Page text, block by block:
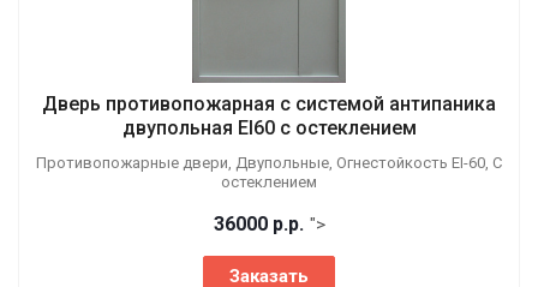
Дверь противопожарная с системой антипаника
двупольная EI60 с остеклением
Противопожарные двери, Двупольные, Огнестойкость EI-60, С
остеклением
36000 р.р. ">
Заказать